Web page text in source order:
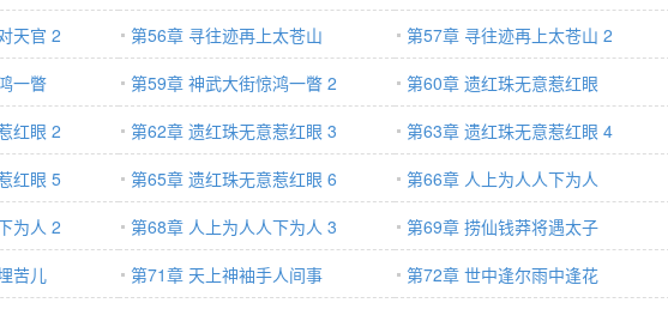
天官 2
第56章 寻往迹再上太苍山
第57章 寻往迹再上太苍山 2
一瞥
第59章 神武大街惊鸿一瞥 2
第60章 遗红珠无意惹红眼
红眼 2
第62章 遗红珠无意惹红眼 3
第63章 遗红珠无意惹红眼 4
红眼 5
第65章 遗红珠无意惹红眼 6
第66章 人上为人人下为人
为人 2
第68章 人上为人人下为人 3
第69章 捞仙钱莽将遇太子
苦儿
第71章 天上神袖手人间事
第72章 世中逢尔雨中逢花